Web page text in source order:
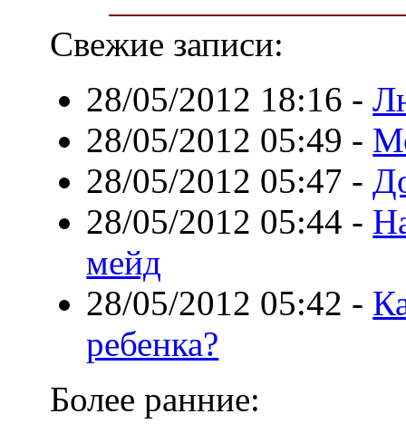
Свежие записи:
28/05/2012 18:16 -
28/05/2012 05:49 -
28/05/2012 05:47 -
28/05/2012 05:44 -
мейд
28/05/2012 05:42 -
ребенка?
Более ранние: